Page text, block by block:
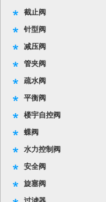
截止阀
针型阀
减压阀
管夹阀
疏水阀
平衡阀
楼宇自控阀
蝶阀
水力控制阀
安全阀
旋塞阀